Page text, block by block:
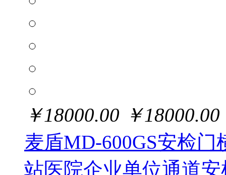
￥18000.00 ￥18000.00
麦盾MD-600GS安检
站医院企业单位通道安